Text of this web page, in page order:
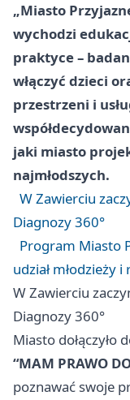
„Miasto
wychodzi
praktyce –
włączyć dzieci
przestrzeni i
jaki miasto
najmłodszych.
W Zawierciu
Diagnozy 360°
Program Miasto
udział młodzieży i
W Zawierciu
Diagnozy 360°
Miasto dołączyło
“MAM PRAWO
poznawać swoje